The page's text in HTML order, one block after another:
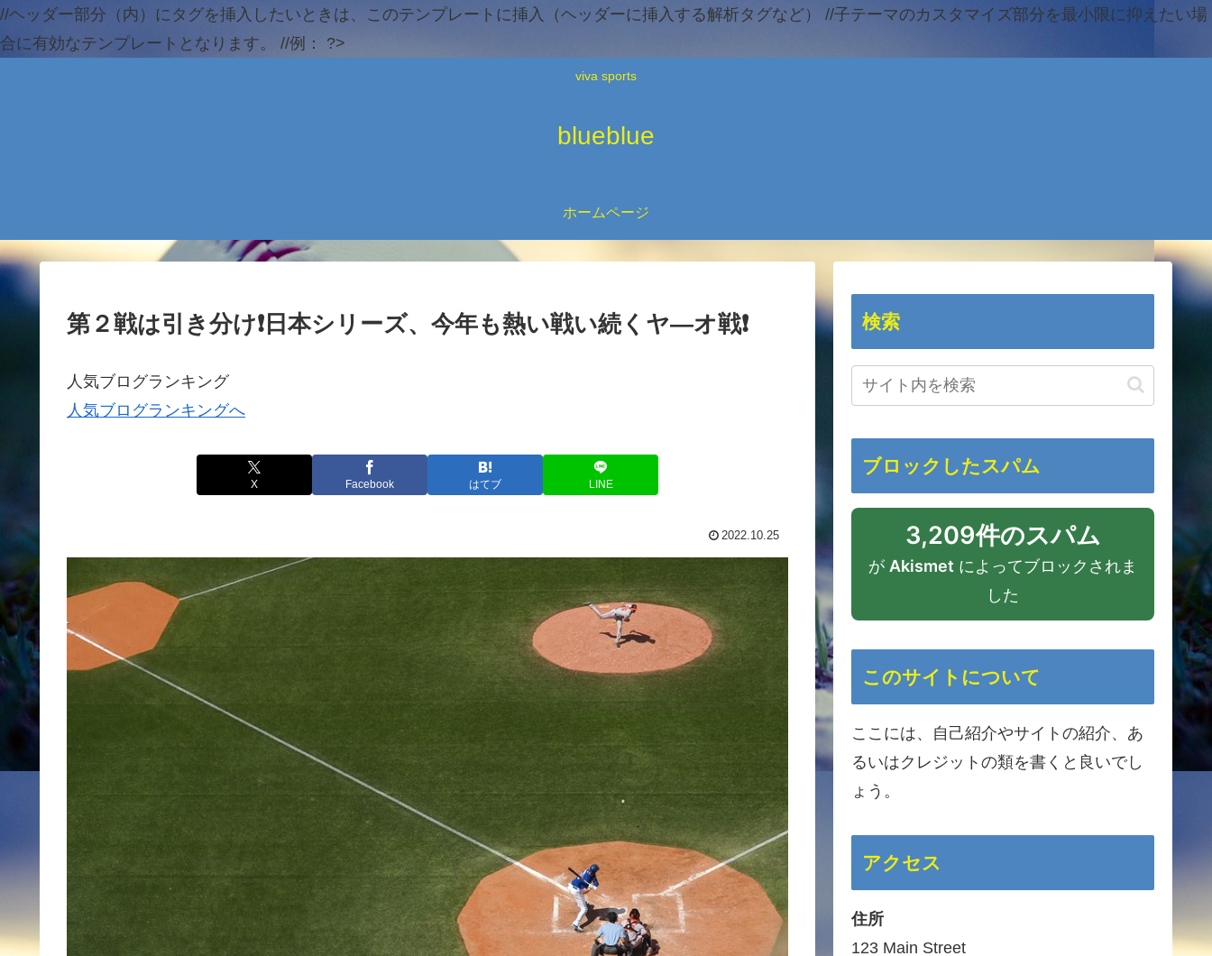
//ヘッダー部分（内）にタグを挿入したいときは、このテンプレートに挿入（ヘッダーに挿入する解析タグなど） //子テーマのカスタマイズ部分を最小限に抑えたい場
合に有効なテンプレートとなります。 //例：
?>
viva sports
blueblue
ホームページ
第２戦は引き分け❗日本シリーズ、今年も熱い戦い続くヤ―オ戦❗
人気ブログランキング
人気ブログランキングへ
X Facebook はてブ LINE
2022.10.25
検索
ブロックしたスパム
3,209件のスパム
が Akismet によってブロックされま
した
このサイトについて
ここには、自己紹介やサイトの紹介、あ
るいはクレジットの類を書くと良いでし
ょう。
アクセス
住所
123 Main Street